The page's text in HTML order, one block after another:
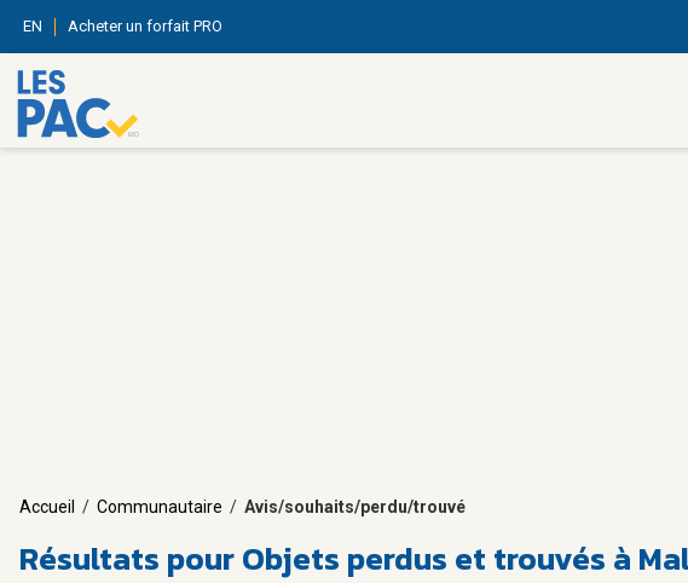
EN Acheter un forfait PRO
Accueil / Communautaire / Avis/souhaits/perdu/trouvé
Résultats pourObjets perdus et trouvés à